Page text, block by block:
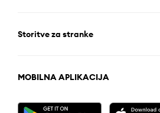
Storitve za stranke
MOBILNA APLIKACIJA